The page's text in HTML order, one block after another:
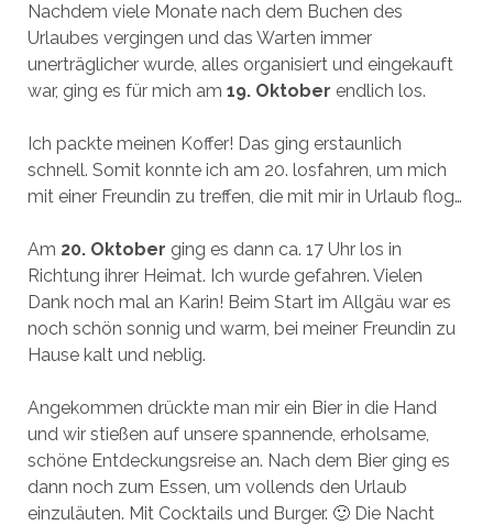
Nachdem viele Monate nach dem Buchen des
Urlaubes vergingen und das Warten immer
unerträglicher wurde, alles organisiert und eingekauft
war, ging es für mich am 19. Oktober endlich los.
Ich packte meinen Koffer! Das ging erstaunlich
schnell. Somit konnte ich am 20. losfahren, um mich
mit einer Freundin zu treffen, die mit mir in Urlaub flog…
Am 20. Oktober ging es dann ca. 17 Uhr los in
Richtung ihrer Heimat. Ich wurde gefahren. Vielen
Dank noch mal an Karin! Beim Start im Allgäu war es
noch schön sonnig und warm, bei meiner Freundin zu
Hause kalt und neblig.
Angekommen drückte man mir ein Bier in die Hand
und wir stießen auf unsere spannende, erholsame,
schöne Entdeckungsreise an. Nach dem Bier ging es
dann noch zum Essen, um vollends den Urlaub
einzuläuten. Mit Cocktails und Burger. 🙂 Die Nacht